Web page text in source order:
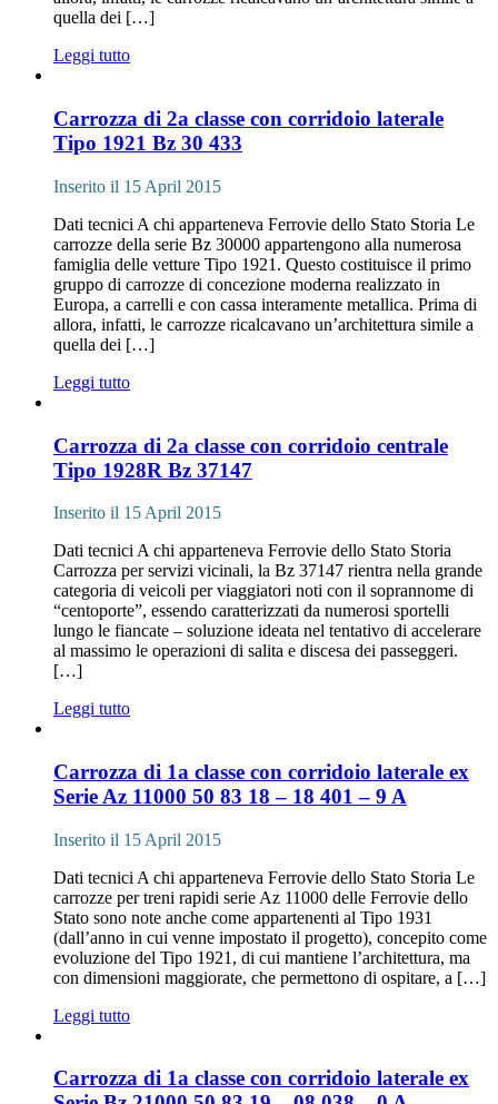
quella dei […]
Leggi tutto
Carrozza di 2a classe con corridoio laterale
Tipo 1921 Bz 30 433
Inserito il 15 April 2015
Dati tecnici A chi apparteneva Ferrovie dello Stato Storia Le
carrozze della serie Bz 30000 appartengono alla numerosa
famiglia delle vetture Tipo 1921. Questo costituisce il primo
gruppo di carrozze di concezione moderna realizzato in
Europa, a carrelli e con cassa interamente metallica. Prima di
allora, infatti, le carrozze ricalcavano un’architettura simile a
quella dei […]
Leggi tutto
Carrozza di 2a classe con corridoio centrale
Tipo 1928R Bz 37147
Inserito il 15 April 2015
Dati tecnici A chi apparteneva Ferrovie dello Stato Storia
Carrozza per servizi vicinali, la Bz 37147 rientra nella grande
categoria di veicoli per viaggiatori noti con il soprannome di
“centoporte”, essendo caratterizzati da numerosi sportelli
lungo le fiancate – soluzione ideata nel tentativo di accelerare
al massimo le operazioni di salita e discesa dei passeggeri.
[…]
Leggi tutto
Carrozza di 1a classe con corridoio laterale ex
Serie Az 11000 50 83 18 – 18 401 – 9 A
Inserito il 15 April 2015
Dati tecnici A chi apparteneva Ferrovie dello Stato Storia Le
carrozze per treni rapidi serie Az 11000 delle Ferrovie dello
Stato sono note anche come appartenenti al Tipo 1931
(dall’anno in cui venne impostato il progetto), concepito come
evoluzione del Tipo 1921, di cui mantiene l’architettura, ma
con dimensioni maggiorate, che permettono di ospitare, a […]
Leggi tutto
Carrozza di 1a classe con corridoio laterale ex